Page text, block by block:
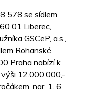
578 se sídlem
01 Liberec,
GSCeP, a.s.,
Rohanské
Praha nabízí k
12.000.000,-
nar. 1. 6.